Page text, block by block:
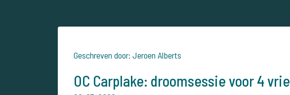
Geschreven door: Jeroen Alberts
OC Carplake: droomsessie voor 4